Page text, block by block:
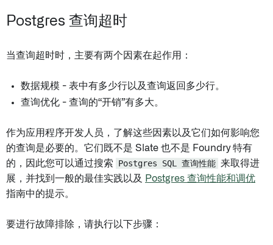
Postgres 查询超时
当查询超时时，主要有两个因素在起作用：
数据规模 - 表中有多少行以及查询返回多少行。
查询优化 - 查询的“开销”有多大。
作为应用程序开发人员，了解这些因素以及它们如何影响您
的查询是必要的。它们既不是 Slate 也不是 Foundry 特有
的，因此您可以通过搜索
Postgres SQL 查询性能 来取得进
展，并找到一般的最佳实践以及
Postgres 查询性能和调优
指南中的提示。
要进行故障排除，请执行以下步骤：